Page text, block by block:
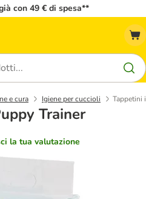
con 49 € di spesa**
e cura Igiene per cuccioli Tappetini
Trainer
la tua valutazione